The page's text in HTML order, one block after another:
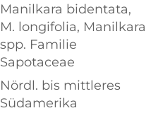
Manilkara bidentata,
M. longifolia, Manilkara
spp. Familie
Sapotaceae
Nördl. bis mittleres
Südamerika